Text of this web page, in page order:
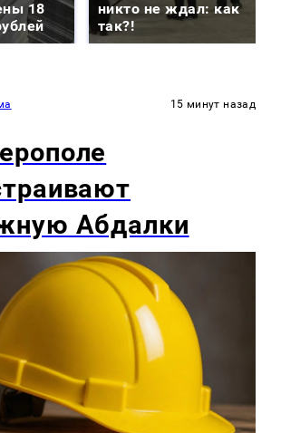
18
никто не ждал: как
так?!
15 минут назад
Абдалки